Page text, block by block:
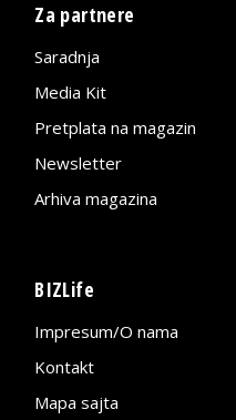
Za partnere
Saradnja
Media Kit
Pretplata na magazin
Newsletter
Arhiva magazina
BIZLife
Impresum/O nama
Kontakt
Mapa sajta